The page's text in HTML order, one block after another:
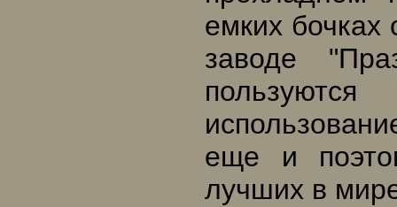
емких
заводе
еще и
лучших в